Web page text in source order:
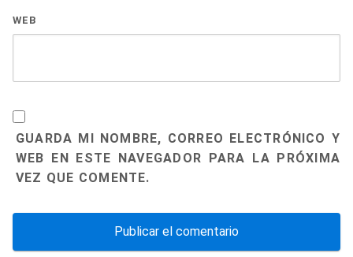
WEB
GUARDA MI NOMBRE, CORREO ELECTRÓNICO Y
WEB EN ESTE NAVEGADOR PARA LA PRÓXIMA
VEZ QUE COMENTE.